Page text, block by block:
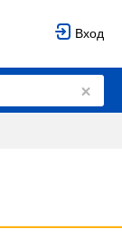
Вход